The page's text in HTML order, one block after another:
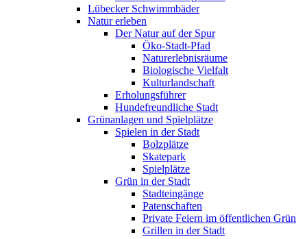
Lübecker Schwimmbäder
Natur erleben
Der Natur auf der Spur
Öko-Stadt-Pfad
Naturerlebnisräume
Biologische Vielfalt
Kulturlandschaft
Erholungsführer
Hundefreundliche Stadt
Grünanlagen und Spielplätze
Spielen in der Stadt
Bolzplätze
Skatepark
Spielplätze
Grün in der Stadt
Stadteingänge
Patenschaften
Private Feiern im öffentlichen Grün
Grillen in der Stadt